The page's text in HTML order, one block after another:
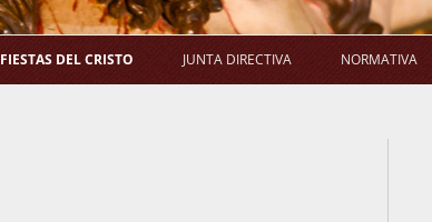
Saltar
al
contenido
FIESTAS DEL CRISTO JUNTA DIRECTIVA NORMATIVA